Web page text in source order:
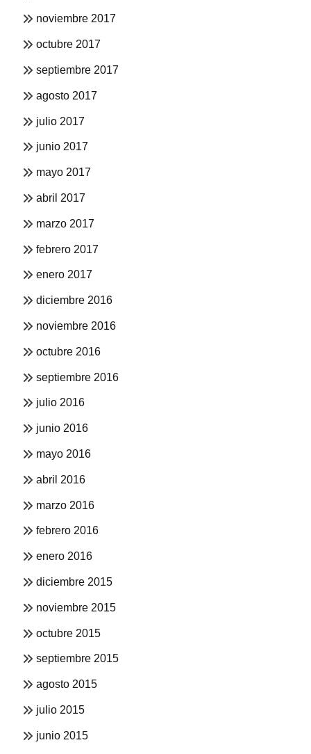
noviembre 2017
octubre 2017
septiembre 2017
agosto 2017
julio 2017
junio 2017
mayo 2017
abril 2017
marzo 2017
febrero 2017
enero 2017
diciembre 2016
noviembre 2016
octubre 2016
septiembre 2016
julio 2016
junio 2016
mayo 2016
abril 2016
marzo 2016
febrero 2016
enero 2016
diciembre 2015
noviembre 2015
octubre 2015
septiembre 2015
agosto 2015
julio 2015
junio 2015